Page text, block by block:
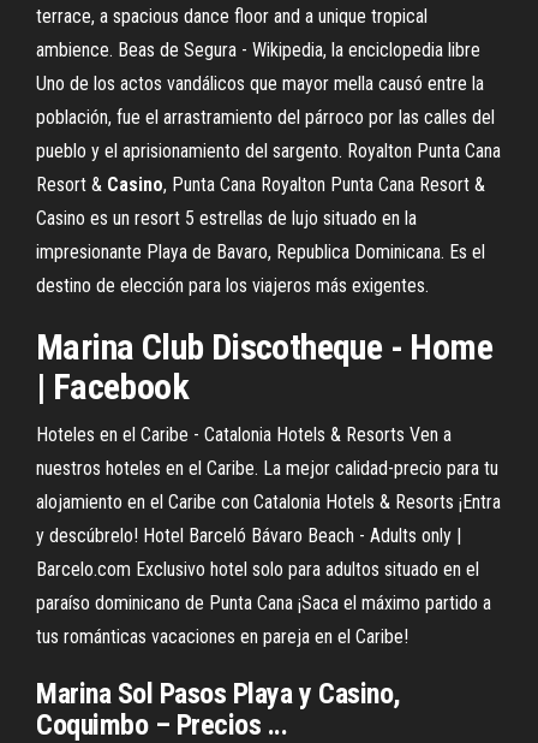
terrace, a spacious dance floor and a unique tropical
ambience. Beas de Segura - Wikipedia, la enciclopedia libre
Uno de los actos vandálicos que mayor mella causó entre la
población, fue el arrastramiento del párroco por las calles del
pueblo y el aprisionamiento del sargento. Royalton Punta Cana
Resort & Casino, Punta Cana Royalton Punta Cana Resort &
Casino es un resort 5 estrellas de lujo situado en la
impresionante Playa de Bavaro, Republica Dominicana. Es el
destino de elección para los viajeros más exigentes.
Marina Club Discotheque - Home
| Facebook
Hoteles en el Caribe - Catalonia Hotels & Resorts Ven a
nuestros hoteles en el Caribe. La mejor calidad-precio para tu
alojamiento en el Caribe con Catalonia Hotels & Resorts ¡Entra
y descúbrelo! Hotel Barceló Bávaro Beach - Adults only |
Barcelo.com Exclusivo hotel solo para adultos situado en el
paraíso dominicano de Punta Cana ¡Saca el máximo partido a
tus románticas vacaciones en pareja en el Caribe!
Marina Sol Pasos Playa y Casino,
Coquimbo – Precios ...